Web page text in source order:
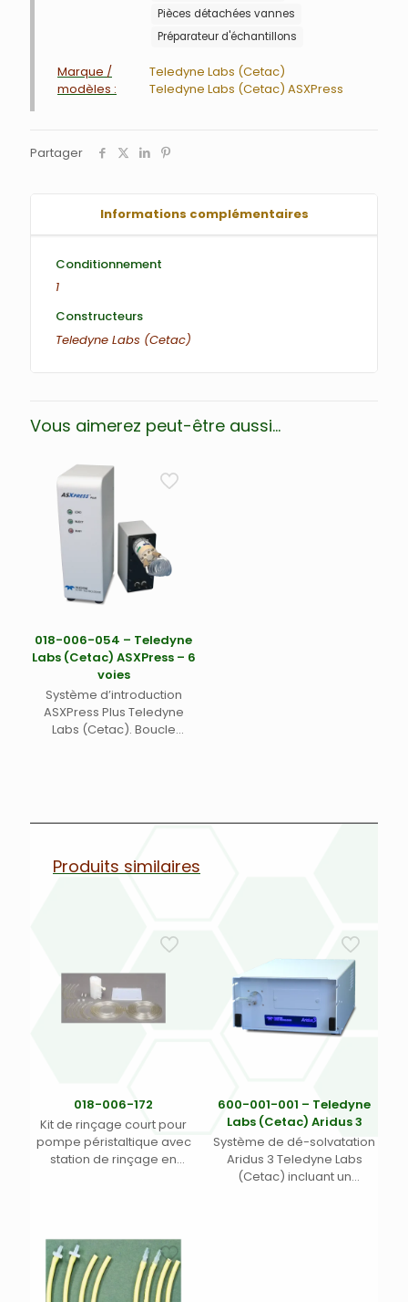
Pièces détachées vannes
Préparateur d'échantillons
Marque /
modèles :
Teledyne Labs (Cetac)
Teledyne Labs (Cetac) ASXPress
Partager
Informations complémentaires
Conditionnement
1
Constructeurs
Teledyne Labs (Cetac)
Vous aimerez peut-être aussi…
018-006-054 – Teledyne
Labs (Cetac) ASXPress – 6
voies
Système d’introduction
ASXPress Plus Teledyne
Labs (Cetac). Boucle
automatique ASX-260, ASX-
Produits similaires
018-006-172
Kit de rinçage court pour
pompe péristaltique avec
station de rinçage en
600-001-001 – Teledyne
Labs (Cetac) Aridus 3
Système de dé-solvatation
Aridus 3 Teledyne Labs
(Cetac) incluant un